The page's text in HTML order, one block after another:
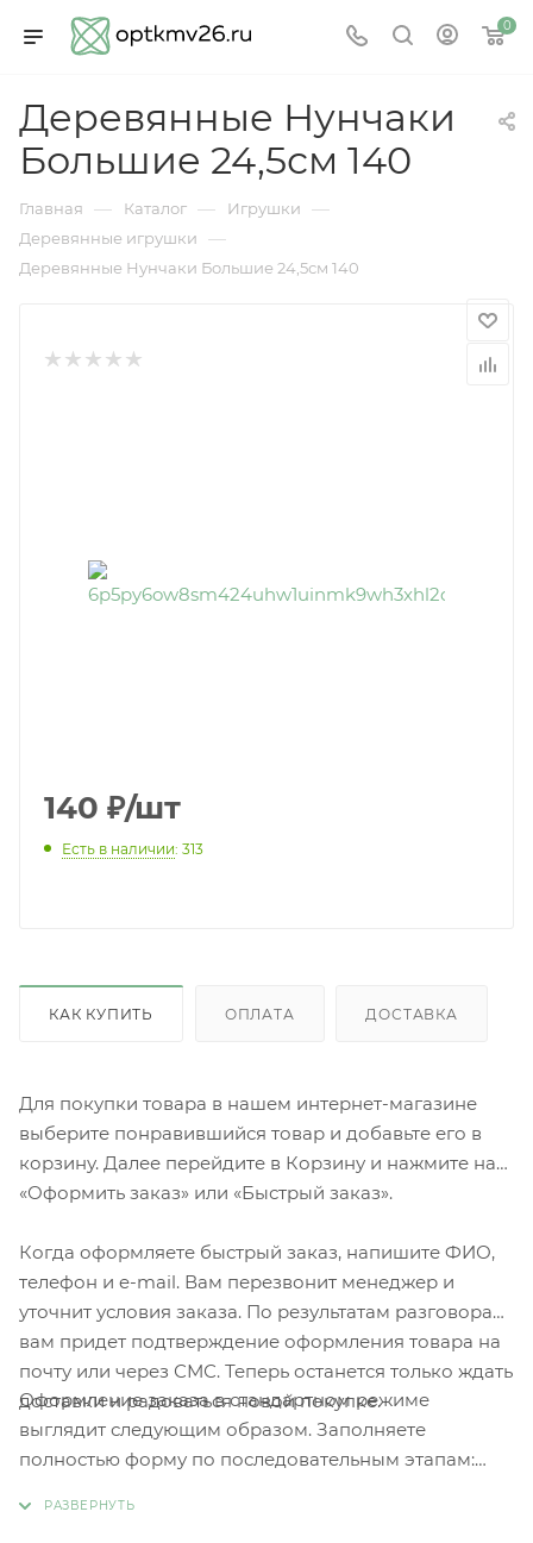
0
Деревянные Нунчаки
Большие 24,5см 140
Главная — Каталог — Игрушки —
Деревянные игрушки —
Деревянные Нунчаки Большие 24,5см 140
140 ₽/шт
Есть в наличии: 313
КАК КУПИТЬ ОПЛАТА ДОСТАВКА
Для покупки товара в нашем интернет-магазине
выберите понравившийся товар и добавьте его в
корзину. Далее перейдите в Корзину и нажмите на
«Оформить заказ» или «Быстрый заказ».
Когда оформляете быстрый заказ, напишите ФИО,
телефон и e-mail. Вам перезвонит менеджер и
уточнит условия заказа. По результатам разговора
вам придет подтверждение оформления товара на
почту или через СМС. Теперь останется только ждать
доставки и радоваться новой покупке.
Оформление заказа в стандартном режиме
выглядит следующим образом. Заполняете
полностью форму по последовательным этапам: